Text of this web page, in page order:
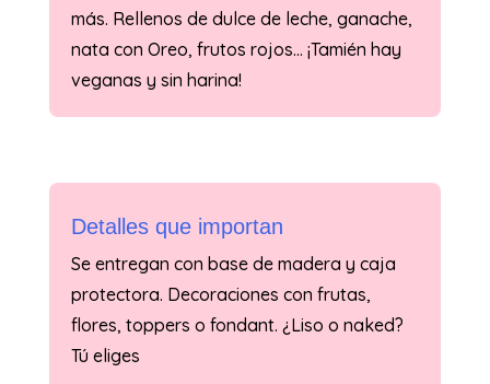
más. Rellenos de dulce de leche, ganache,
nata con Oreo, frutos rojos… ¡Tamién hay
veganas y sin harina!
Detalles que importan
Se entregan con base de madera y caja
protectora. Decoraciones con frutas,
flores, toppers o fondant. ¿Liso o naked?
Tú eliges